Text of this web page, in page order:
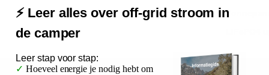
Veilig betalenvia je eigen bank
⚡ Leer alles over off-grid stroom in
de camper
Leer stap voor stap:
✓ Hoeveel energie je nodig hebt om